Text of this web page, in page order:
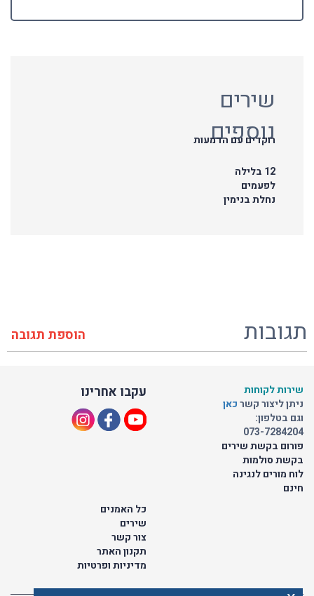
שירים
נוספים
רוקדים עם הדמעות
12 בלילה
לפעמים
נחלת בנימין
תגובות הוספת תגובה
עקבו אחרינו
שירות לקוחות
ניתן ליצור קשרכאן
וגם בטלפון:
073-7284204
פורום בקשת שירים
בקשת סולמות
לוח מורים לנגינה
חינם
כל האמנים
שירים
צור קשר
תקנון האתר
מדיניות ופרטיות